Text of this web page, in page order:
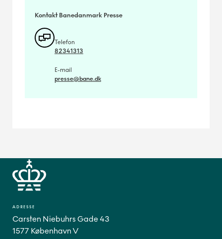
Kontakt Banedanmark Presse
Telefon
82341313
E-mail
presse@bane.dk
ADRESSE
Carsten Niebuhrs Gade 43
1577 København V